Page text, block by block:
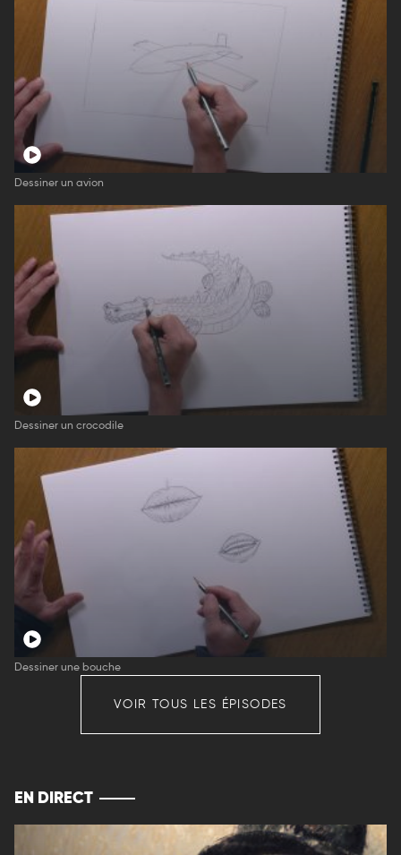
Dessiner un avion
Dessiner un crocodile
Dessiner une bouche
VOIR TOUS LES ÉPISODES
EN DIRECT